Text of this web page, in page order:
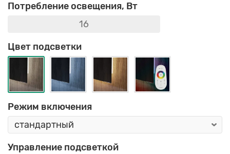
Потребление освещения, Вт
Цвет подсветки
Режим включения
Управление подсветкой